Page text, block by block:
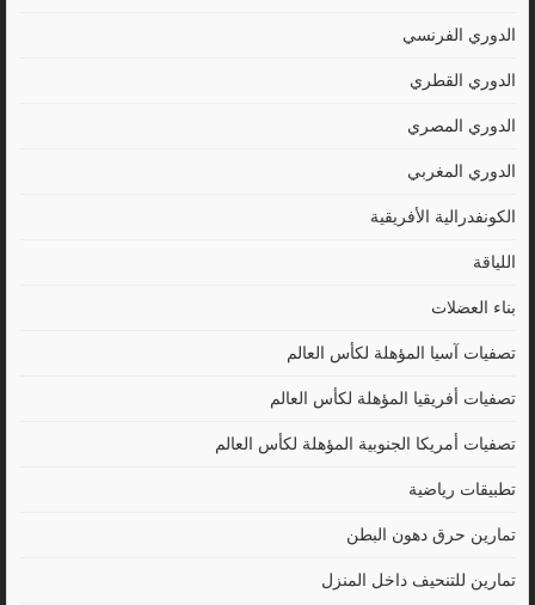
الدوري الفرنسي
الدوري القطري
الدوري المصري
الدوري المغربي
الكونفدرالية الأفريقية
اللياقة
بناء العضلات
تصفيات آسيا المؤهلة لكأس العالم
تصفيات أفريقيا المؤهلة لكأس العالم
تصفيات أمريكا الجنوبية المؤهلة لكأس العالم
تطبيقات رياضية
تمارين حرق دهون البطن
تمارين للتنحيف داخل المنزل